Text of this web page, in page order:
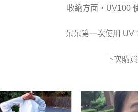
收納方面，UV100
呆呆第一次使用 UV
下次購